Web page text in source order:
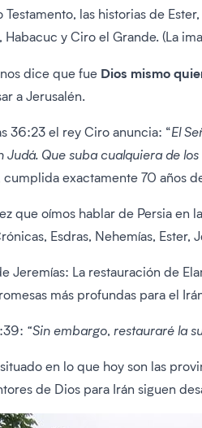
Testamento, las historias de
Habacuc y Ciro el Grande. (La
dice que fue Dios mismo
a Jerusalén.
36:23 el rey Ciro anuncia: “El
Judá. Que suba cualquiera de
cumplida exactamente 70 años
que oímos hablar de Persia en
Esdras, Nehemías, Ester,
Jeremías: La restauración de
más profundas para el
“Sin embargo, restauraré la
en lo que hoy son las
de Dios para Irán siguen